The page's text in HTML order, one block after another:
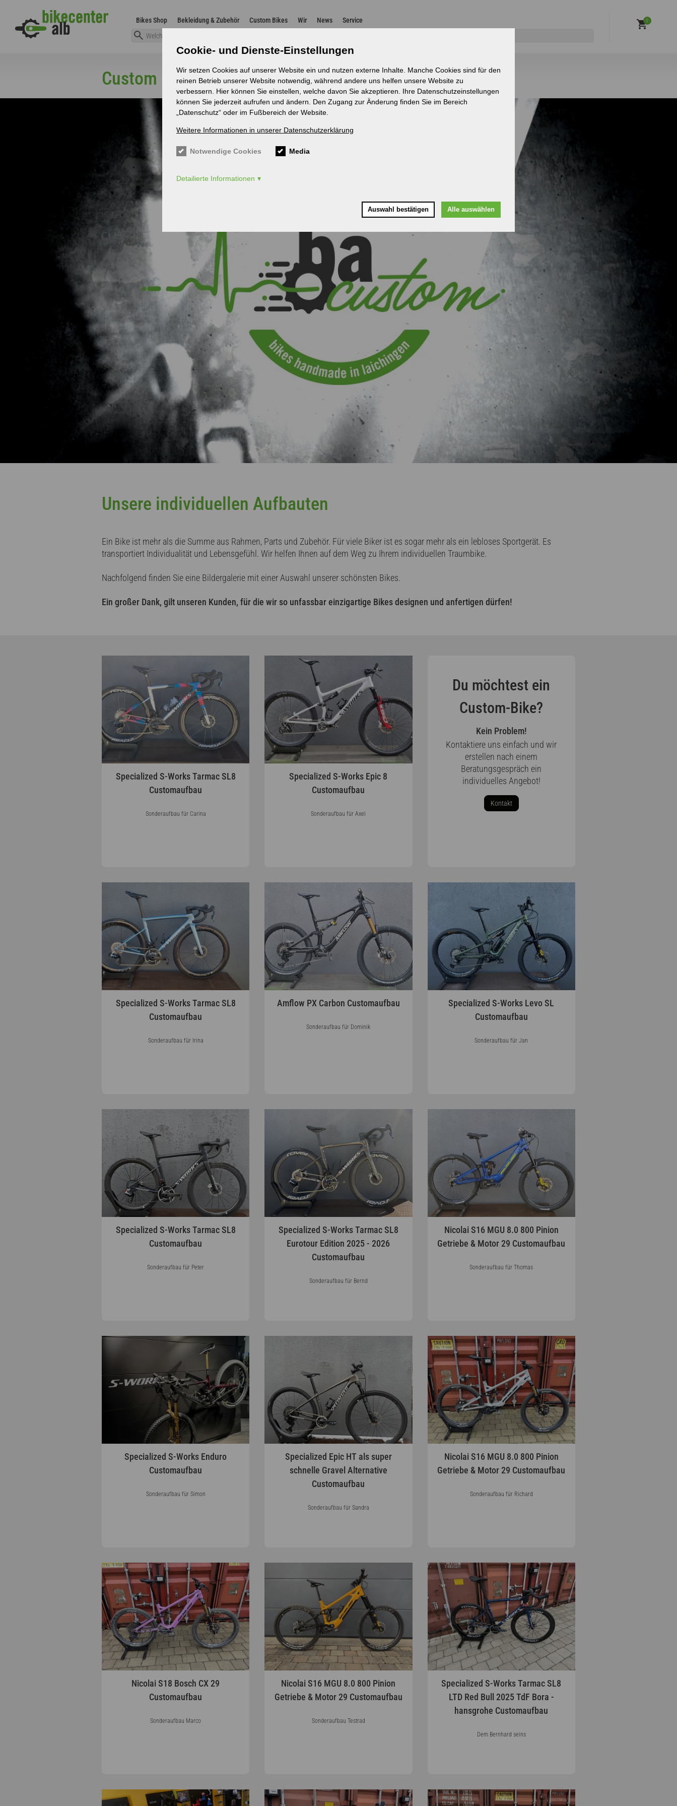
Cookie- und Dienste-Einstellungen
Wir setzen Cookies auf unserer Website ein und nutzen externe Inhalte. Manche Cookies sind für den
reinen Betrieb unserer Website notwendig, während andere uns helfen unsere Website zu
verbessern. Hier können Sie einstellen, welche davon Sie akzeptieren. Ihre Datenschutzeinstellungen
können Sie jederzeit aufrufen und ändern. Den Zugang zur Änderung finden Sie im Bereich
„Datenschutz“ oder im Fußbereich der Website.
Weitere Informationen in unserer Datenschutzerklärung
Notwendige Cookies Media
Detailierte Informationen
Auswahl bestätigen Alle auswählen
Main navigation
Bikes Shop Bekleidung & Zubehör Custom Bikes Wir News Service 0
Custom Bikes
Unsere individuellen Aufbauten
Ein Bike ist mehr als die Summe aus Rahmen, Parts und Zubehör. Für viele Biker ist es sogar mehr als ein lebloses Sportgerät. Es
transportiert Individualität und Lebensgefühl. Wir helfen Ihnen auf dem Weg zu Ihrem individuellen Traumbike.
Nachfolgend finden Sie eine Bildergalerie mit einer Auswahl unserer schönsten Bikes.
Ein großer Dank, gilt unseren Kunden, für die wir so unfassbar einzigartige Bikes designen und anfertigen dürfen!
Specialized S-Works Tarmac SL8
Customaufbau
Sonderaufbau für Carina
Specialized S-Works Epic 8
Customaufbau
Sonderaufbau für Axel
Du möchtest ein
Custom-Bike?
Kein Problem!
Kontaktiere uns einfach und wir
erstellen nach einem
Beratungsgespräch ein
individuelles Angebot!
Kontakt
Specialized S-Works Tarmac SL8
Customaufbau
Sonderaufbau für Irina
Amflow PX Carbon Customaufbau
Sonderaufbau für Dominik
Specialized S-Works Levo SL
Customaufbau
Sonderaufbau für Jan
Specialized S-Works Tarmac SL8
Customaufbau
Sonderaufbau für Peter
Specialized S-Works Tarmac SL8
Eurotour Edition 2025 - 2026
Customaufbau
Sonderaufbau für Bernd
Nicolai S16 MGU 8.0 800 Pinion
Getriebe & Motor 29 Customaufbau
Sonderaufbau für Thomas
Specialized S-Works Enduro
Customaufbau
Sonderaufbau für Simon
Specialized Epic HT als super
schnelle Gravel Alternative
Customaufbau
Sonderaufbau für Sandra
Nicolai S16 MGU 8.0 800 Pinion
Getriebe & Motor 29 Customaufbau
Sonderaufbau für Richard
Nicolai S18 Bosch CX 29
Customaufbau
Sonderaufbau Marco
Nicolai S16 MGU 8.0 800 Pinion
Getriebe & Motor 29 Customaufbau
Sonderaufbau Testrad
Specialized S-Works Tarmac SL8
LTD Red Bull 2025 TdF Bora -
hansgrohe Customaufbau
Dem Bernhard seins